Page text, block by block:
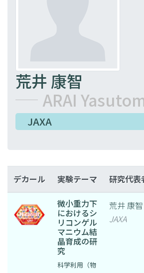
荒井 康智
ARAI
JAXA
デカール 実験テーマ 研究代表
微小重力下
におけるシ
リコンゲル
マニウム結
晶育成の研
究
科学利用（物
荒井 康智
JAXA